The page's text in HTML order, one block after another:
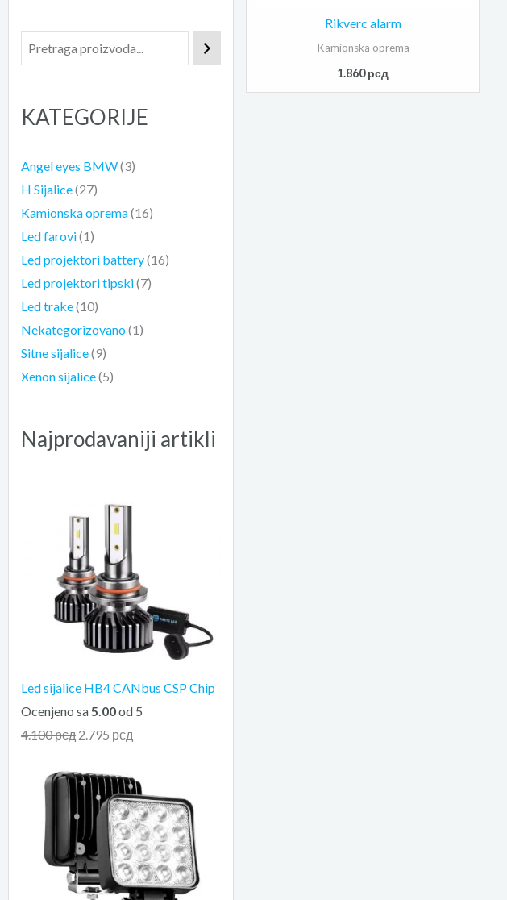
KATEGORIJE
Angel eyes BMW(3)
H Sijalice(27)
Kamionska oprema(16)
Led farovi(1)
Led projektori battery(16)
Led projektori tipski(7)
Led trake(10)
Nekategorizovano(1)
Sitne sijalice(9)
Xenon sijalice(5)
Najprodavaniji artikli
Led sijalice HB4 CANbus CSP Chip
Ocenjeno sa5.00od 5
4.100рсд 2.795 рсд
Rikverc alarm
Kamionska oprema
1.860рсд